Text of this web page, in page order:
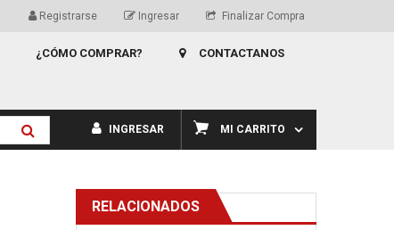
Registrarse Ingresar Finalizar Compra
¿CÓMO COMPRAR? CONTACTANOS
MI CARRITO
INGRESAR
RELACIONADOS